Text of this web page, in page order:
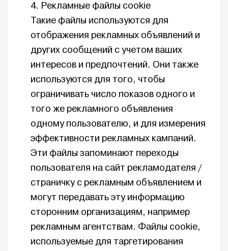
Рекламные файлы cookie
Такие файлы используются для
отображения рекламных объявлений и
других сообщений с учетом ваших
интересов и предпочтений. Они также
используются для того, чтобы
ограничивать число показов одного и
того же рекламного объявления
одному пользователю, и для измерения
эффективности рекламных кампаний.
Эти файлы запоминают переходы
пользователя на сайт рекламодателя /
страничку с рекламным объявлением и
могут передавать эту информацию
сторонним организациям, например
рекламным агентствам. Файлы cookie,
используемые для таргетирования